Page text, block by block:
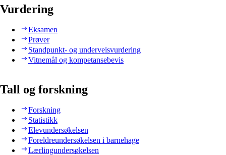
Vurdering
Eksamen
Prøver
Standpunkt- og underveisvurdering
Vitnemål og kompetansebevis
Tall og forskning
Forskning
Statistikk
Elevundersøkelsen
Foreldreundersøkelsen i barnehage
Lærlingundersøkelsen